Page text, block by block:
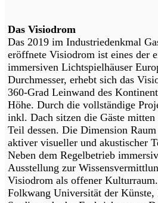
Das Visiodrom
Das 2019 im Industriedenkmal
eröffnete Visiodrom ist eines der
immersiven Lichtspielhäuser
Durchmesser, erhebt sich das
360-Grad Leinwand des
Höhe. Durch die vollständige
inkl. Dach sitzen die Gäste mitten
Teil dessen. Die Dimension
aktiver visueller und akustischer
Neben dem Regelbetrieb
Ausstellung zur
Visiodrom als offener
Folkwang Universität der Künste,